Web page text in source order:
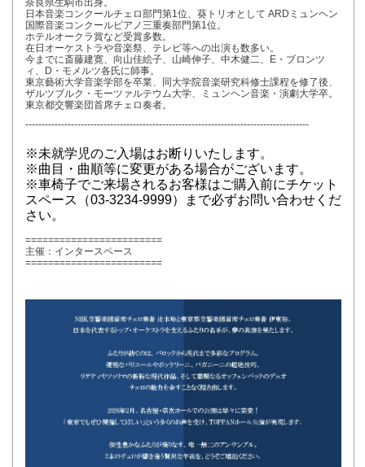
奈良県生駒市出身。
日本音楽コンクールチェロ部門第1位、葵トリオとして ARDミュンヘン
国際音楽コンクールピアノ三重奏部門第1位。
ホテルオークラ賞など受賞多数。
在日オーケストラや音楽祭、テレビ等への出演も数多い。
今までに斎藤建寛、向山佳絵子、山崎伸子、中木健二、E・ブロンツ
ィ、D・モメルツ各氏に師事。
東京藝術大学音楽学部を卒業、同大学院音楽研究科修士課程を修了後、
ザルツブルク・モーツァルテウム大学、ミュンヘン音楽・演劇大学卒。
東京都交響楽団首席チェロ奏者。
---------------------------------------------------------------------------------------
※未就学児のご入場はお断りいたします。
※曲目・曲順等に変更がある場合がございます。
※車椅子でご来場されるお客様はご購入前にチケット
スペース（03-3234-9999）まで必ずお問い合わせくだ
さい。
========================
主催：インタースペース
========================